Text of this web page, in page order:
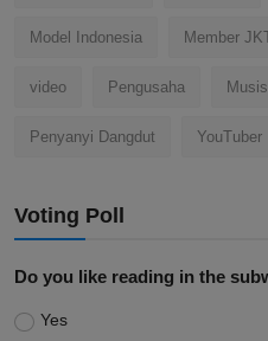
Model Indonesia Member
video Pengusaha
Penyanyi Dangdut YouTuber
Voting Poll
Do you like reading in the
Yes